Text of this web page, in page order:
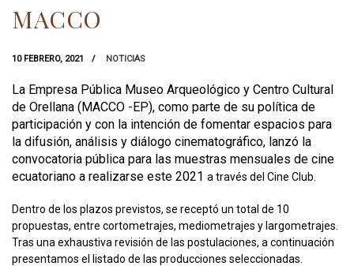
MACCO
10 FEBRERO, 2021 NOTICIAS
La Empresa Pública Museo Arqueológico y Centro Cultural
de Orellana (MACCO -EP), como parte de su política de
participación y con la intención de fomentar espacios para
la difusión, análisis y diálogo cinematográfico, lanzó la
convocatoria pública para las muestras mensuales de cine
ecuatoriano a realizarse este 2021 a través del Cine Club.
Dentro de los plazos previstos, se receptó un total de 10
propuestas, entre cortometrajes, mediometrajes y largometrajes.
Tras una exhaustiva revisión de las postulaciones, a continuación
presentamos el listado de las producciones seleccionadas.